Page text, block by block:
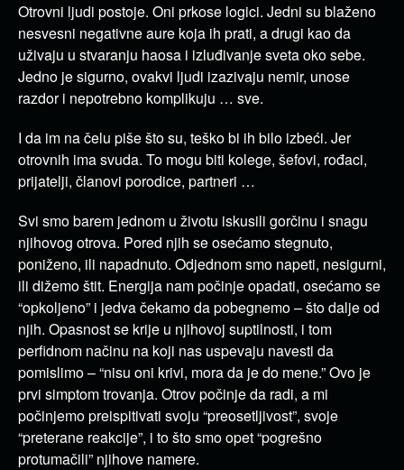
Otrovni ljudi postoje. Oni prkose logici. Jedni su blaženo
nesvesni negativne aure koja ih prati, a drugi kao da
uživaju u stvaranju haosa i izluđivanje sveta oko sebe.
Jedno je sigurno, ovakvi ljudi izazivaju nemir, unose
razdor i nepotrebno komplikuju … sve.
I da im na čelu piše što su, teško bi ih bilo izbeći. Jer
otrovnih ima svuda. To mogu biti kolege, šefovi, rođaci,
prijatelji, članovi porodice, partneri …
Svi smo barem jednom u životu iskusili gorčinu i snagu
njihovog otrova. Pored njih se osećamo stegnuto,
poniženo, ili napadnuto. Odjednom smo napeti, nesigurni,
ili dižemo štit. Energija nam počinje opadati, osećamo se
“opkoljeno” i jedva čekamo da pobegnemo – što dalje od
njih. Opasnost se krije u njihovoj suptilnosti, i tom
perfidnom načinu na koji nas uspevaju navesti da
pomislimo – “nisu oni krivi, mora da je do mene.” Ovo je
prvi simptom trovanja. Otrov počinje da radi, a mi
počinjemo preispitivati svoju “preosetljivost”, svoje
“preterane reakcije”, i to što smo opet “pogrešno
protumačili” njihove namere.